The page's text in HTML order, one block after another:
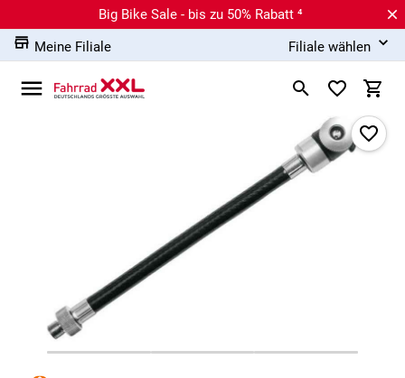
Big Bike Sale - bis zu 50% Rabatt ⁴
Meine Filiale
Filiale wählen